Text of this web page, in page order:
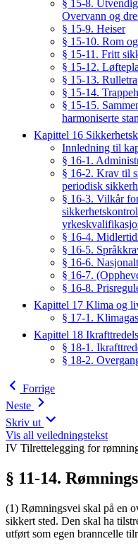
§ 15-8.
Overvann og
§ 15-9. Heiser
§ 15-10. Rom
§ 15-11. Fritt
§ 15-12.
§ 15-13.
§ 15-14.
§ 15-15.
harmoniserte
Kapittel 16
Innledning til
§ 16-1.
§ 16-2. Krav til
periodisk
§ 16-3. Vilkår
§ 16-4.
§ 16-5.
§ 16-6.
§ 16-7.
§ 16-8.
Kapittel 17 Klima og
§ 17-1.
Kapittel 18
§ 18-1.
§ 18-2.
Forrige
Neste
Skriv ut
Vis all veiledningstekst
IV Tilrettelegging for
§ 11-14.
(1) Rømningsvei skal på en
sikkert sted. Den skal ha
utført som egen branncelle